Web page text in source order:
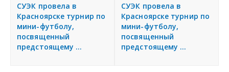
Разместить объявление
Регионы России
СУЭК провела в
Красноярске турнир по
мини-футболу,
посвященный
предстоящему ...
СУЭК провела в
Красноярске турнир по
мини-футболу,
посвященный
предстоящему ...